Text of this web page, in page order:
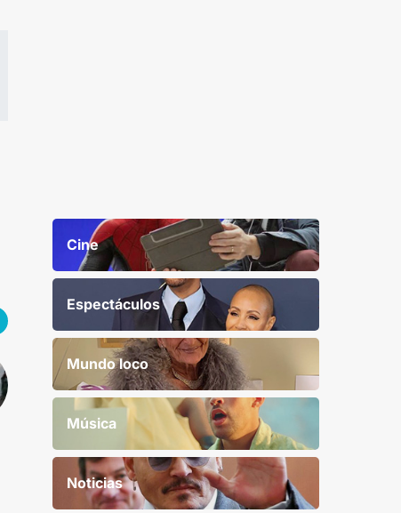
Cine
Espectáculos
Mundo loco
Música
Noticias